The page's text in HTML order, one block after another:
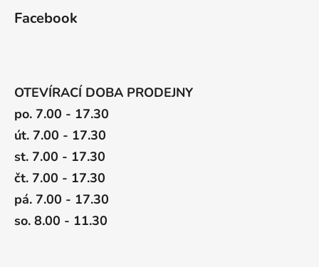
Facebook
OTEVÍRACÍ DOBA PRODEJNY
po. 7.00 - 17.30
út. 7.00 - 17.30
st. 7.00 - 17.30
čt. 7.00 - 17.30
pá. 7.00 - 17.30
so. 8.00 - 11.30